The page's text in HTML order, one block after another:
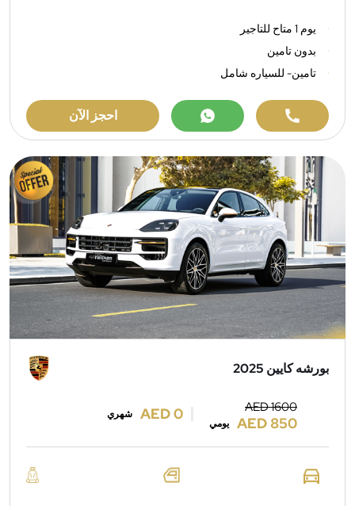
يوم 1 متاح للتاجير
بدون تامين
تامين- للسياره شامل
احجز الآن
بورشه كايين 2025
AED 1600
AED 850 يومي
AED 0 شهري